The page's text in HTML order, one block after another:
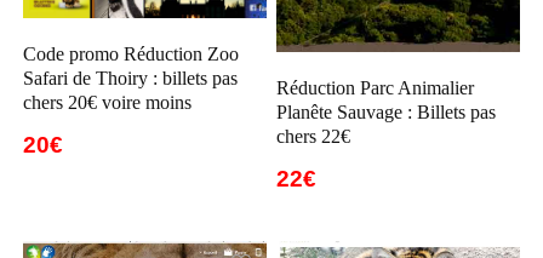
Code promo Réduction Zoo
Safari de Thoiry : billets pas
chers 20€ voire moins
20€
Réduction Parc Animalier
Planête Sauvage : Billets pas
chers 22€
22€